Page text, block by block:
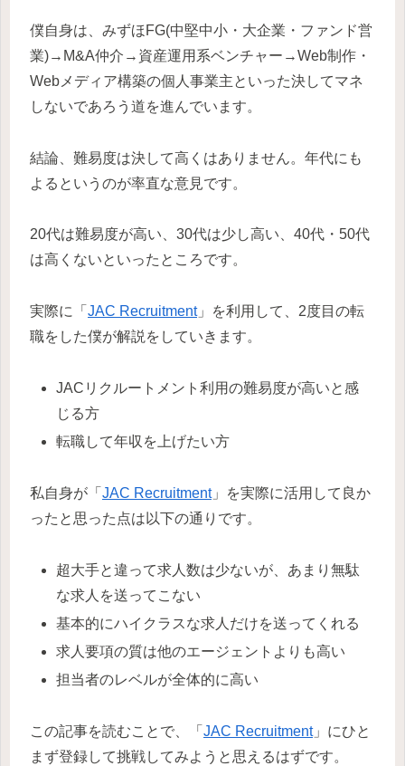
僕自身は、みずほFG(中堅中小・大企業・ファンド営
業)→M&A仲介→資産運用系ベンチャー→Web制作・
Webメディア構築の個人事業主といった決してマネ
しないであろう道を進んでいます。
結論、難易度は決して高くはありません。年代にも
よるというのが率直な意見です。
20代は難易度が高い、30代は少し高い、40代・50代
は高くないといったところです。
実際に「 JAC Recruitment」を利用して、2度目の転
職をした僕が解説をしていきます。
JACリクルートメント利用の難易度が高いと感
じる方
転職して年収を上げたい方
私自身が「 JAC Recruitment」を実際に活用して良か
ったと思った点は以下の通りです。
超大手と違って求人数は少ないが、あまり無駄
な求人を送ってこない
基本的にハイクラスな求人だけを送ってくれる
求人要項の質は他のエージェントよりも高い
担当者のレベルが全体的に高い
この記事を読むことで、「 JAC Recruitment」にひと
まず登録して挑戦してみようと思えるはずです。